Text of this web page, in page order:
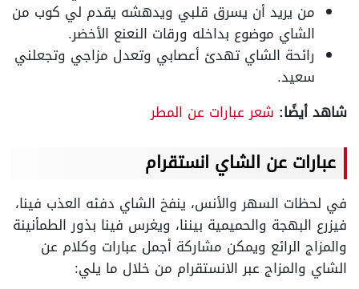
من يريد أن يسرق قلبي ويدهشه يقدم لي كوب من
الشاي موضوع بداخله ورقات النعنع الأخضر.
رائحة الشاي تهدئ أعصابي وتعدل مزاجي وتجعلني
سعيد.
شاهد أيضًا: شعر عبارات عن المطر
عبارات عن الشاي انستقرام
في لحظات السهر والأنس، ينفخ الشاي دفئه العذب فينا،
فيزرع البهجة والحميمية بيننا، ويغرس فينا بذور الطمأنينة
والمزاج الرائع ويمكن مشاركة أجمل عبارات وكلام عن
الشاي والمزاج عبر الانستقرام من خلال ما يلي: